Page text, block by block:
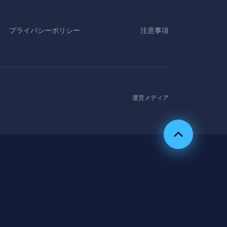
プライバシーポリシー 注意事項
運営メディア